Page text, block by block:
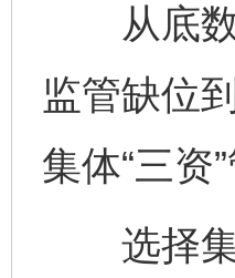
从底数
监管缺位
集体“三资
选择集